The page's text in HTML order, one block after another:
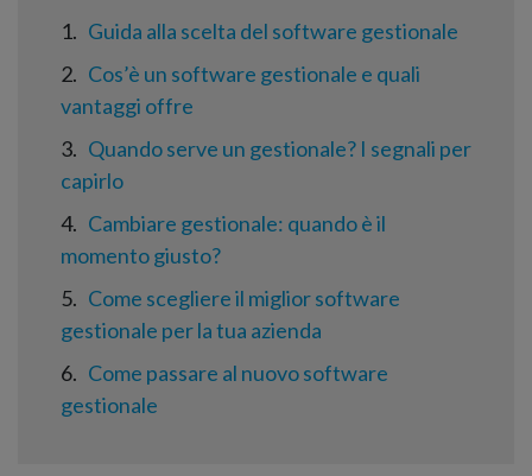
1
Guida alla scelta del software gestionale
2
Cos’è un software gestionale e quali
vantaggi offre
3
Quando serve un gestionale? I segnali per
capirlo
4
Cambiare gestionale: quando è il
momento giusto?
5
Come scegliere il miglior software
gestionale per la tua azienda
6
Come passare al nuovo software
gestionale